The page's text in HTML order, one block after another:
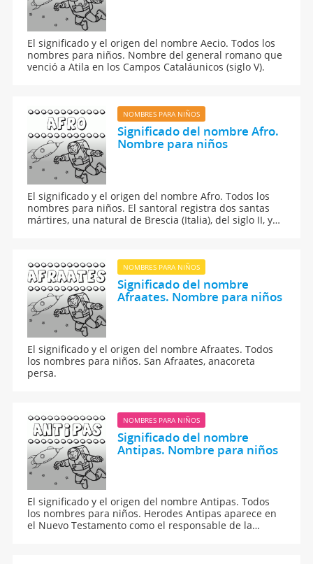
El significado y el origen del nombre Aecio. Todos los
nombres para niños. Nombre del general romano que
venció a Atila en los Campos Cataláunicos (siglo V).
NOMBRES PARA NIÑOS
Significado del nombre Afro.
Nombre para niños
El significado y el origen del nombre Afro. Todos los
nombres para niños. El santoral registra dos santas
mártires, una natural de Brescia (Italia), del siglo II, y
NOMBRES PARA NIÑOS
Significado del nombre
Afraates. Nombre para niños
El significado y el origen del nombre Afraates. Todos
los nombres para niños. San Afraates, anacoreta
persa.
NOMBRES PARA NIÑOS
Significado del nombre
Antipas. Nombre para niños
El significado y el origen del nombre Antipas. Todos
los nombres para niños. Herodes Antipas aparece en
el Nuevo Testamento como el responsable de la